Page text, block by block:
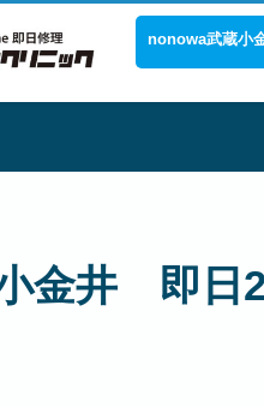
nonowa武蔵小
金井 即日